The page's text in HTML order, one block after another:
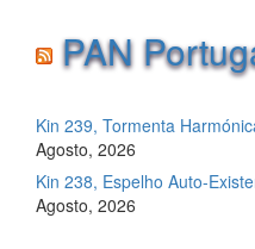
PAN
Kin 239, Tormenta
Agosto, 2026
Kin 238, Espelho Auto-
Agosto, 2026